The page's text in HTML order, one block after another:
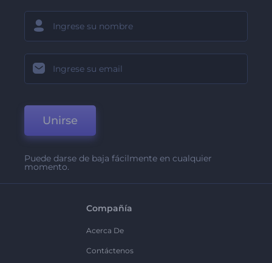
Unirse
Puede darse de baja fácilmente en cualquier
momento.
Compañía
Acerca De
Contáctenos